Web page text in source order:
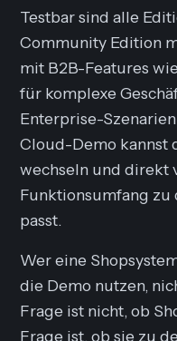
Testbar sind alle
Community Edition
mit B2B-Features
für komplexe
Enterprise-
Cloud-Demo kannst
wechseln und direkt
Funktionsumfang
passt.
Wer eine
die Demo nutzen,
Frage ist nicht, ob
Frage ist, ob sie zu